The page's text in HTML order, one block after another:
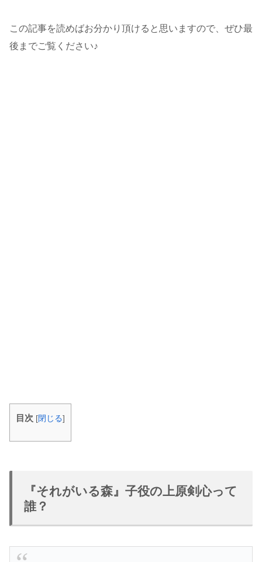
この記事を読めばお分かり頂けると思いますので、ぜひ最
後までご覧ください♪
目次 [閉じる]
『それがいる森』子役の上原剣心って
誰？